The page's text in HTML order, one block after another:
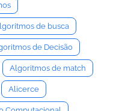
de busca
de Decisão
Algoritmos de match
Alicerce